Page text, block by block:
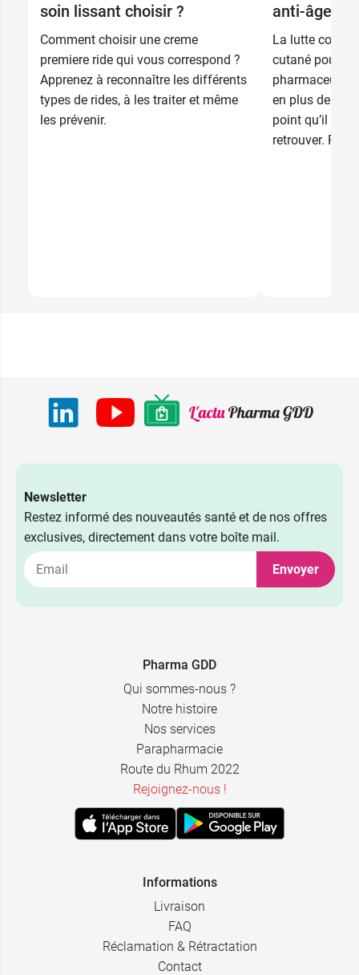
Conditionnement :pot de 50 ml
soin lissant choisir ?
Comment choisir une creme
premiere ride qui vous correspond ?
Apprenez à reconnaître les différents
types de rides, à les traiter et même
les prévenir.
anti-âge ?
La lutte contre
cutané
en plus de
point qu’il est
retrouver.
Newsletter
Restez informé des nouveautés santé et de nos offres
exclusives, directement dans votre boîte mail.
Envoyer
Pharma GDD
Qui sommes-nous ?
Notre histoire
Nos services
Parapharmacie
Route du Rhum 2022
Rejoignez-nous !
Informations
Livraison
FAQ
Réclamation & Rétractation
Contact